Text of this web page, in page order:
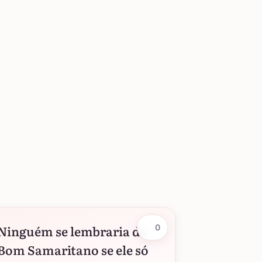
se lembraria do
Samaritano se ele só
0